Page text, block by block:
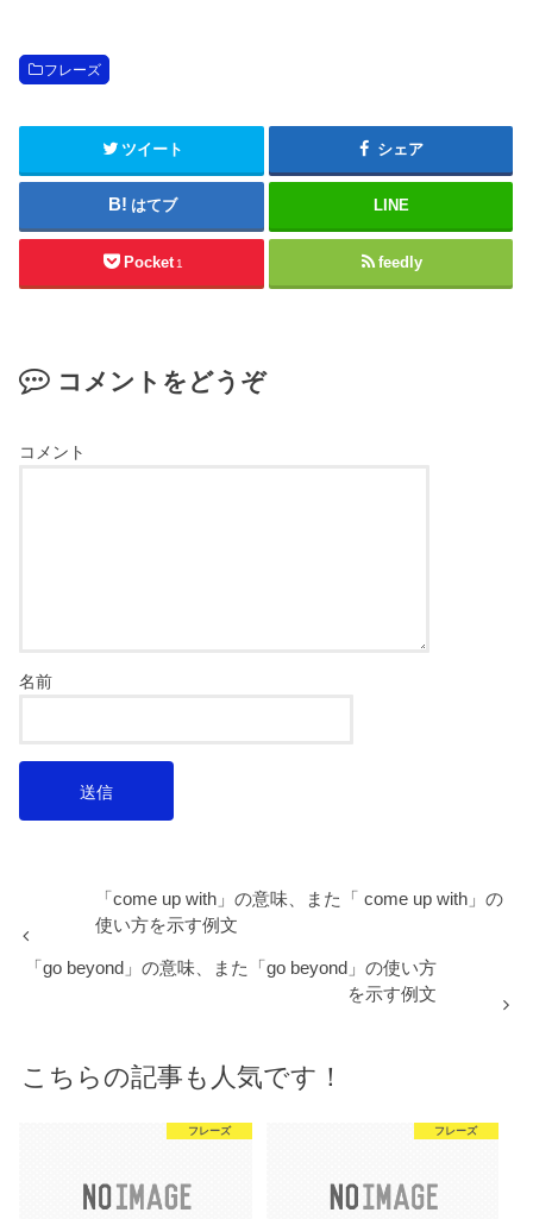
フレーズ
ツイート シェア
はてブ LINE
Pocket 1 feedly
コメントをどうぞ
コメント
名前
「come up with」の意味、また「 come up with」の
使い方を示す例文
「go beyond」の意味、また「go beyond」の使い方
を示す例文
こちらの記事も人気です！
フレーズ フレーズ